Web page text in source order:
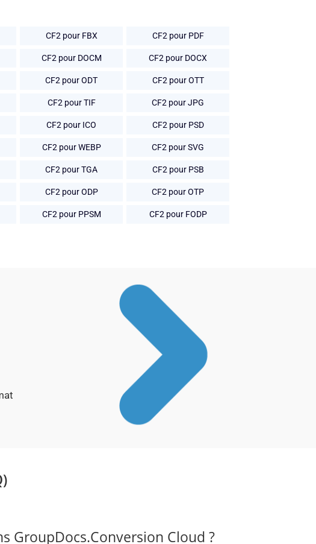
CF2 pour FBX CF2 pour PDF
CF2 pour DOCM CF2 pour DOCX
CF2 pour ODT CF2 pour OTT
CF2 pour TIF CF2 pour JPG
CF2 pour ICO CF2 pour PSD
CF2 pour WEBP CF2 pour SVG
CF2 pour TGA CF2 pour PSB
CF2 pour ODP CF2 pour OTP
CF2 pour PPSM CF2 pour FODP
GroupDocs.Conversion Cloud ?